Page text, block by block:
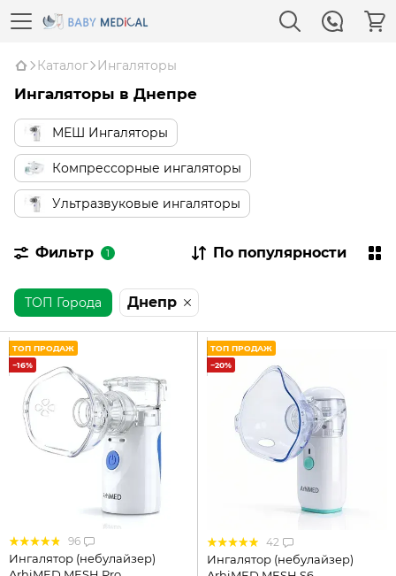
Каталог Ингаляторы
Ингаляторы в Днепре
МЕШ Ингаляторы
Компрессорные ингаляторы
Ультразвуковые ингаляторы
Фильтр 1 По популярности
ТОП Города Днепр
ТОП ПРОДАЖ
−16%
96
Ингалятор (небулайзер)
ТОП ПРОДАЖ
−20%
42
Ингалятор (небулайзер)